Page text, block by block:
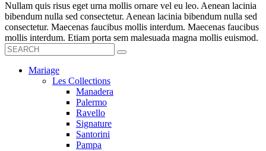
Nullam quis risus eget urna mollis ornare vel eu leo. Aenean lacinia
bibendum nulla sed consectetur. Aenean lacinia bibendum nulla sed
consectetur. Maecenas faucibus mollis interdum. Maecenas faucibus
mollis interdum. Etiam porta sem malesuada magna mollis euismod.
Mariage
Les Collections
Manadera
Palermo
Ravello
Signature
Santorini
Pampa